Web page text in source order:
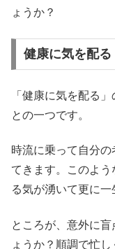
ょうか？
健康に気を配る
「健康に気を配る
との一つです。
時流に乗って自分
てきます。このよ
る気が湧いて更に一
ところが、意外に
ょうか？順調で忙